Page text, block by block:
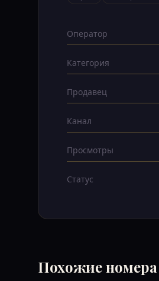
Оператор
Категория
Продавец
Канал
Просмотры
Статус
Похожие номера